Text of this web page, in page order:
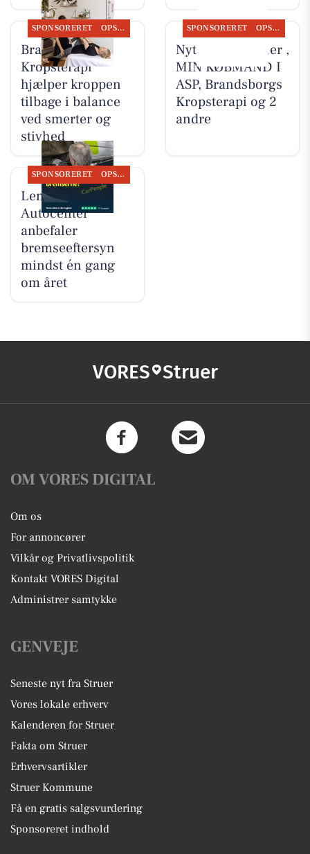
SPONSORERET OPSLAGSTAVLEN
Brandsborgs
Kropsterapi
hjælper kroppen
tilbage i balance
ved smerter og
stivhed
SPONSORERET OPSLAGSTAVLEN
Nyt fra HV Cykler ,
MIN KØBMAND I
ASP, Brandsborgs
Kropsterapi og 2
andre
SPONSORERET OPSLAGSTAVLEN
Lemvig
Autocenter
anbefaler
bremseeftersyn
mindst én gang
om året
VORES Struer
OM VORES DIGITAL
Om os
For annoncører
Vilkår og Privatlivspolitik
Kontakt VORES Digital
Administrer samtykke
GENVEJE
Seneste nyt fra Struer
Vores lokale erhverv
Kalenderen for Struer
Fakta om Struer
Erhvervsartikler
Struer Kommune
Få en gratis salgsvurdering
Sponsoreret indhold